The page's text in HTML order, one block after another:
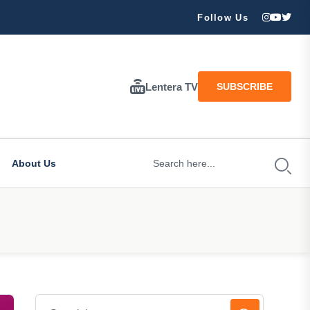
Follow Us
Lentera TV SUBSCRIBE
About Us